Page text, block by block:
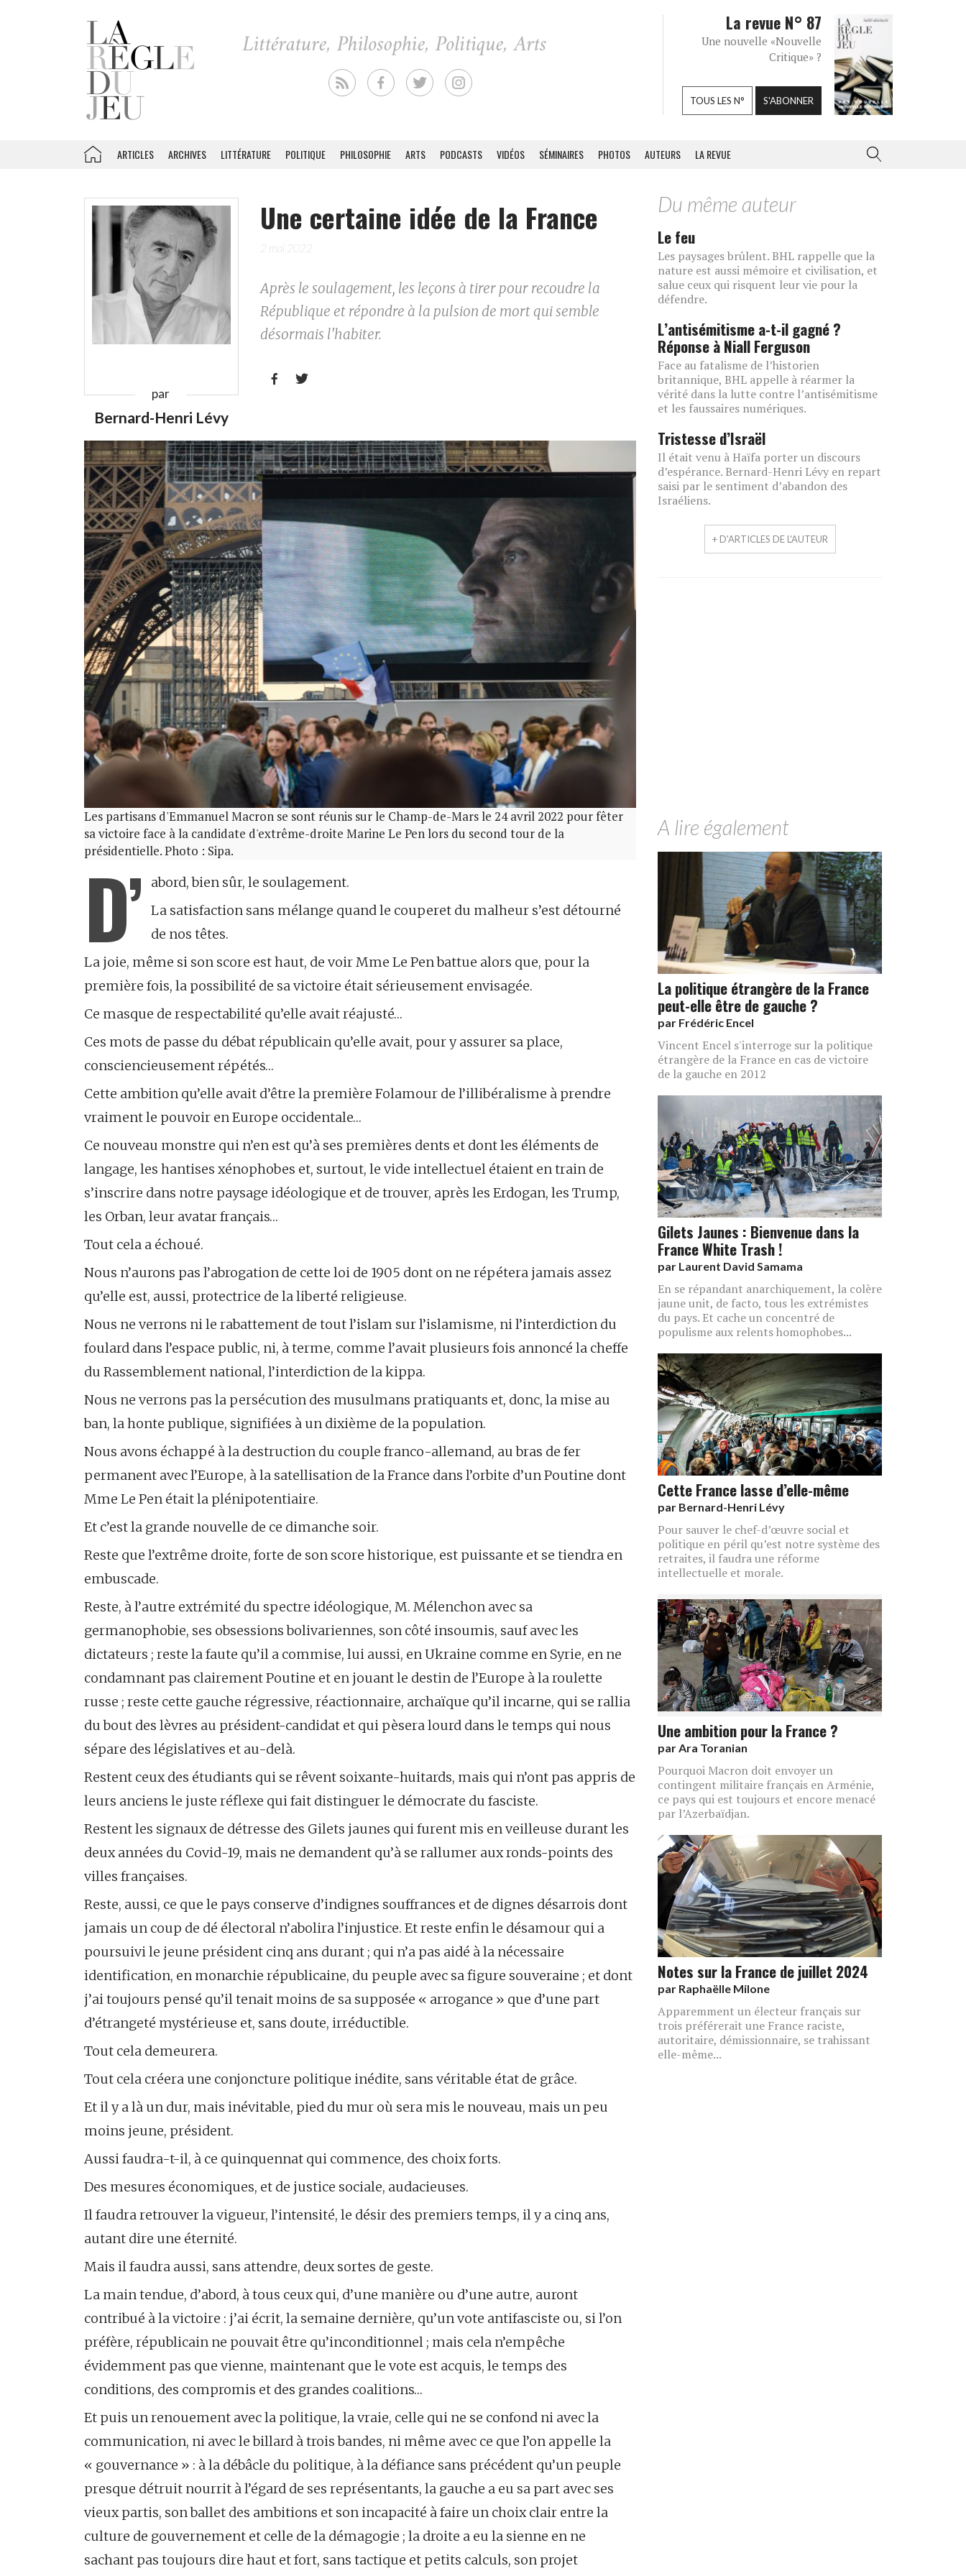
La revue N° 87
Une nouvelle «Nouvelle
Critique» ?
TOUS LES N° S'ABONNER
ARTICLES ARCHIVES LITTÉRATURE POLITIQUE PHILOSOPHIE ARTS PODCASTS VIDÉOS SÉMINAIRES PHOTOS AUTEURS LA REVUE
par
Bernard-Henri Lévy
Une certaine idée de la France
2 mai 2022
Après le soulagement, les leçons à tirer pour recoudre la
République et répondre à la pulsion de mort qui semble
désormais l'habiter.
 
Les partisans d'Emmanuel Macron se sont réunis sur le Champ-de-Mars le 24 avril 2022 pour fêter
sa victoire face à la candidate d'extrême-droite Marine Le Pen lors du second tour de la
présidentielle. Photo : Sipa.
D’
abord, bien sûr, le soulagement.
La satisfaction sans mélange quand le couperet du malheur s’est détourné
de nos têtes.
La joie, même si son score est haut, de voir Mme Le Pen battue alors que, pour la
première fois, la possibilité de sa victoire était sérieusement envisagée.
Ce masque de respectabilité qu’elle avait réajusté…
Ces mots de passe du débat républicain qu’elle avait, pour y assurer sa place,
consciencieusement répétés…
Cette ambition qu’elle avait d’être la première Folamour de l’illibéralisme à prendre
vraiment le pouvoir en Europe occidentale…
Ce nouveau monstre qui n’en est qu’à ses premières dents et dont les éléments de
langage, les hantises xénophobes et, surtout, le vide intellectuel étaient en train de
s’inscrire dans notre paysage idéologique et de trouver, après les Erdogan, les Trump,
les Orban, leur avatar français…
Tout cela a échoué.
Nous n’aurons pas l’abrogation de cette loi de 1905 dont on ne répétera jamais assez
qu’elle est, aussi, protectrice de la liberté religieuse.
Nous ne verrons ni le rabattement de tout l’islam sur l’islamisme, ni l’interdiction du
foulard dans l’espace public, ni, à terme, comme l’avait plusieurs fois annoncé la cheffe
du Rassemblement national, l’interdiction de la kippa.
Nous ne verrons pas la persécution des musulmans pratiquants et, donc, la mise au
ban, la honte publique, signifiées à un dixième de la population.
Nous avons échappé à la destruction du couple franco-allemand, au bras de fer
permanent avec l’Europe, à la satellisation de la France dans l’orbite d’un Poutine dont
Mme Le Pen était la plénipotentiaire.
Et c’est la grande nouvelle de ce dimanche soir.
Reste que l’extrême droite, forte de son score historique, est puissante et se tiendra en
embuscade.
Reste, à l’autre extrémité du spectre idéologique, M. Mélenchon avec sa
germanophobie, ses obsessions bolivariennes, son côté insoumis, sauf avec les
dictateurs ; reste la faute qu’il a commise, lui aussi, en Ukraine comme en Syrie, en ne
condamnant pas clairement Poutine et en jouant le destin de l’Europe à la roulette
russe ; reste cette gauche régressive, réactionnaire, archaïque qu’il incarne, qui se rallia
du bout des lèvres au président-candidat et qui pèsera lourd dans le temps qui nous
sépare des législatives et au-delà.
Restent ceux des étudiants qui se rêvent soixante-huitards, mais qui n’ont pas appris de
leurs anciens le juste réflexe qui fait distinguer le démocrate du fasciste.
Restent les signaux de détresse des Gilets jaunes qui furent mis en veilleuse durant les
deux années du Covid-19, mais ne demandent qu’à se rallumer aux ronds-points des
villes françaises.
Reste, aussi, ce que le pays conserve d’indignes souffrances et de dignes désarrois dont
jamais un coup de dé électoral n’abolira l’injustice. Et reste enfin le désamour qui a
poursuivi le jeune président cinq ans durant ; qui n’a pas aidé à la nécessaire
identification, en monarchie républicaine, du peuple avec sa figure souveraine ; et dont
j’ai toujours pensé qu’il tenait moins de sa supposée « arrogance » que d’une part
d’étrangeté mystérieuse et, sans doute, irréductible.
Tout cela demeurera.
Tout cela créera une conjoncture politique inédite, sans véritable état de grâce.
Et il y a là un dur, mais inévitable, pied du mur où sera mis le nouveau, mais un peu
moins jeune, président.
Aussi faudra-t-il, à ce quinquennat qui commence, des choix forts.
Des mesures économiques, et de justice sociale, audacieuses.
Il faudra retrouver la vigueur, l’intensité, le désir des premiers temps, il y a cinq ans,
autant dire une éternité.
Mais il faudra aussi, sans attendre, deux sortes de geste.
La main tendue, d’abord, à tous ceux qui, d’une manière ou d’une autre, auront
contribué à la victoire : j’ai écrit, la semaine dernière, qu’un vote antifasciste ou, si l’on
préfère, républicain ne pouvait être qu’inconditionnel ; mais cela n’empêche
évidemment pas que vienne, maintenant que le vote est acquis, le temps des
conditions, des compromis et des grandes coalitions…
Et puis un renouement avec la politique, la vraie, celle qui ne se confond ni avec la
communication, ni avec le billard à trois bandes, ni même avec ce que l’on appelle la
« gouvernance » : à la débâcle du politique, à la défiance sans précédent qu’un peuple
presque détruit nourrit à l’égard de ses représentants, la gauche a eu sa part avec ses
vieux partis, son ballet des ambitions et son incapacité à faire un choix clair entre la
culture de gouvernement et celle de la démagogie ; la droite a eu la sienne en ne
sachant pas toujours dire haut et fort, sans tactique et petits calculs, son projet
Du même auteur
Le feu
Les paysages brûlent. BHL rappelle que la
nature est aussi mémoire et civilisation, et
salue ceux qui risquent leur vie pour la
défendre.
L’antisémitisme a-t-il gagné ?
Réponse à Niall Ferguson
Face au fatalisme de l’historien
britannique, BHL appelle à réarmer la
vérité dans la lutte contre l’antisémitisme
et les faussaires numériques.
Tristesse d’Israël
Il était venu à Haïfa porter un discours
d’espérance. Bernard-Henri Lévy en repart
saisi par le sentiment d’abandon des
Israéliens.
+ D'ARTICLES DE L'AUTEUR
A lire également
La politique étrangère de la France
peut-elle être de gauche ?
par Frédéric Encel
Vincent Encel s'interroge sur la politique
étrangère de la France en cas de victoire
de la gauche en 2012
Gilets Jaunes : Bienvenue dans la
France White Trash !
par Laurent David Samama
En se répandant anarchiquement, la colère
jaune unit, de facto, tous les extrémistes
du pays. Et cache un concentré de
populisme aux relents homophobes...
Cette France lasse d’elle-même
par Bernard-Henri Lévy
Pour sauver le chef-d’œuvre social et
politique en péril qu’est notre système des
retraites, il faudra une réforme
intellectuelle et morale.
Une ambition pour la France ?
par Ara Toranian
Pourquoi Macron doit envoyer un
contingent militaire français en Arménie,
ce pays qui est toujours et encore menacé
par l’Azerbaïdjan.
Notes sur la France de juillet 2024
par Raphaëlle Milone
Apparemment un électeur français sur
trois préférerait une France raciste,
autoritaire, démissionnaire, se trahissant
elle-même...